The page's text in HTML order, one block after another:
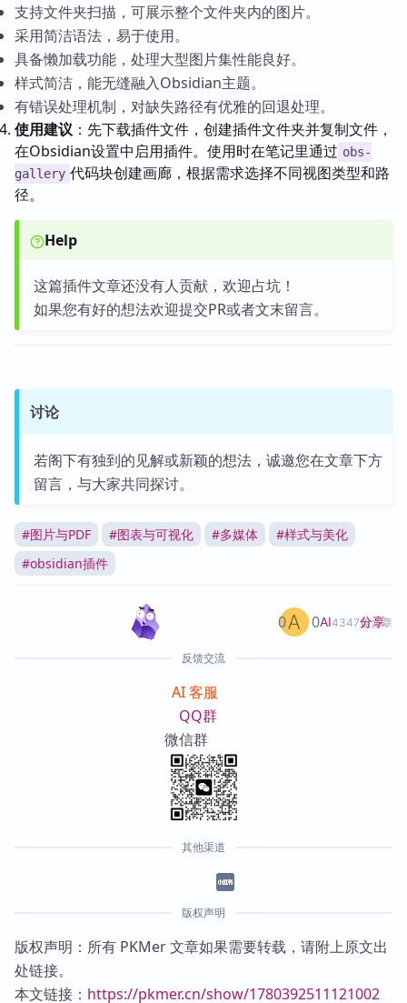
支持文件夹扫描，可展示整个文件夹内的图片。
采用简洁语法，易于使用。
具备懒加载功能，处理大型图片集性能良好。
样式简洁，能无缝融入Obsidian主题。
有错误处理机制，对缺失路径有优雅的回退处理。
使用建议 ：先下载插件文件，创建插件文件夹并复制文件，
在Obsidian设置中启用插件。使用时在笔记里通过 obs-
gallery 代码块创建画廊，根据需求选择不同视图类型和路
径。
Help
这篇插件文章还没有人贡献，欢迎占坑！
如果您有好的想法欢迎提交PR或者文末留言。
讨论
若阁下有独到的见解或新颖的想法，诚邀您在文章下方
留言，与大家共同探讨。
#图片与PDF #图表与可视化 #多媒体 #样式与美化
#obsidian插件
AI4347篇文章
0 0 分享
反馈交流
AI 客服
QQ群
微信群
其他渠道
版权声明
版权声明：所有 PKMer 文章如果需要转载，请附上原文出
处链接。
本文链接： https://pkmer.cn/show/1780392511121002